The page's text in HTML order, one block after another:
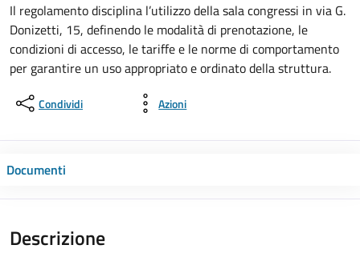
Il regolamento disciplina l’utilizzo della sala congressi in via G.
Donizetti, 15, definendo le modalità di prenotazione, le
condizioni di accesso, le tariffe e le norme di comportamento
per garantire un uso appropriato e ordinato della struttura.
Condividi Azioni
Documenti
Descrizione